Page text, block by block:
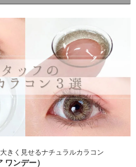
きく見せるナチュラルカラコン
ワンデー）